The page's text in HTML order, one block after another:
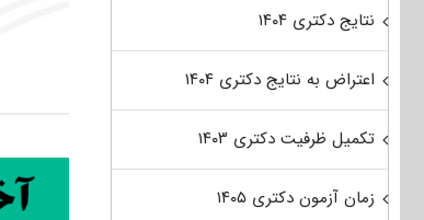
نتایج دکتری ۱۴۰۴
اعتراض به نتایج دکتری ۱۴۰۴
تکمیل ظرفیت دکتری ۱۴۰۳
زمان آزمون دکتری ۱۴۰۵